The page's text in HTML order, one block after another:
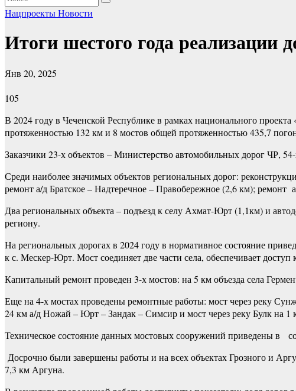
НацпроектыНовости
Итоги шестого года реализации
Янв 20, 2025
105
В 2024 году в Чеченской Республике в рамках национального
протяженностью 132 км и 8 мостов общей протяженностью 435,7
Заказчики 23-х объектов – Министерство автомобильных дорог ЧР,
Среди наиболее значимых объектов региональных дорог:
ремонт а/д Братское – Надтеречное – Правобережное (2,6 км);
Два региональных объекта – подъезд к селу Ахмат-Юрт (1,1км) и
региону.
На региональных дорогах в 2024 году в нормативное состояние
к с. Мескер-Юрт. Мост соединяет две части села, обеспечивает
Капитальный ремонт проведен 3-х мостов: на 5 км объезда села
Еще на 4-х мостах проведены ремонтные работы: мост через реку
24 км а/д Ножай – Юрт – Зандак – Симсир и мост через реку Булк на 1
Техническое состояние данных мостовых сооружений приведены в
Досрочно были завершены работы и на всех объектах Грозного и
7,3 км Аргуна.